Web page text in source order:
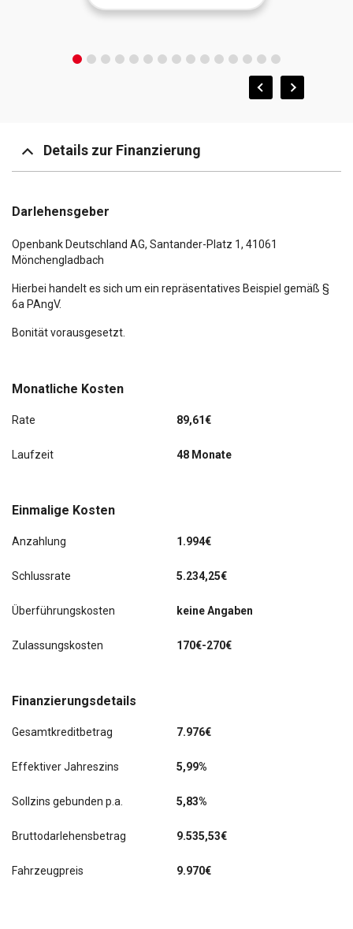
Details zur Finanzierung
Monatliche Kosten
Rate 89,61€
Laufzeit 48 Monate
Einmalige Kosten
Anzahlung 1.994€
Schlussrate 5.234,25€
Überführungskosten keine Angaben
Zulassungskosten 170€-270€
Finanzierungsdetails
Gesamtkreditbetrag 7.976€
Effektiver Jahreszins 5,99%
Sollzins gebunden p.a. 5,83%
Bruttodarlehensbetrag 9.535,53€
Fahrzeugpreis 9.970€
Darlehensgeber
Openbank Deutschland AG, Santander-Platz 1, 41061
Mönchengladbach
Hierbei handelt es sich um ein repräsentatives Beispiel gemäß §
6a PAngV.
Bonität vorausgesetzt.